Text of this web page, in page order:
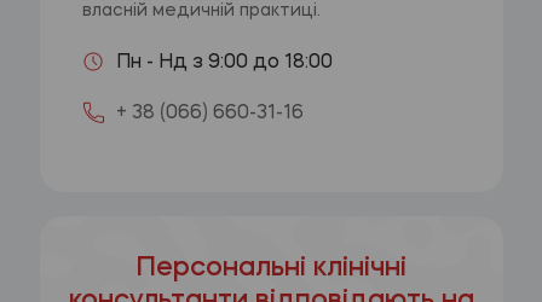
власній медичній практиці.
Пн - Нд з 9:00 до 18:00
+ 38 (066) 660-31-16
Персональні клінічні